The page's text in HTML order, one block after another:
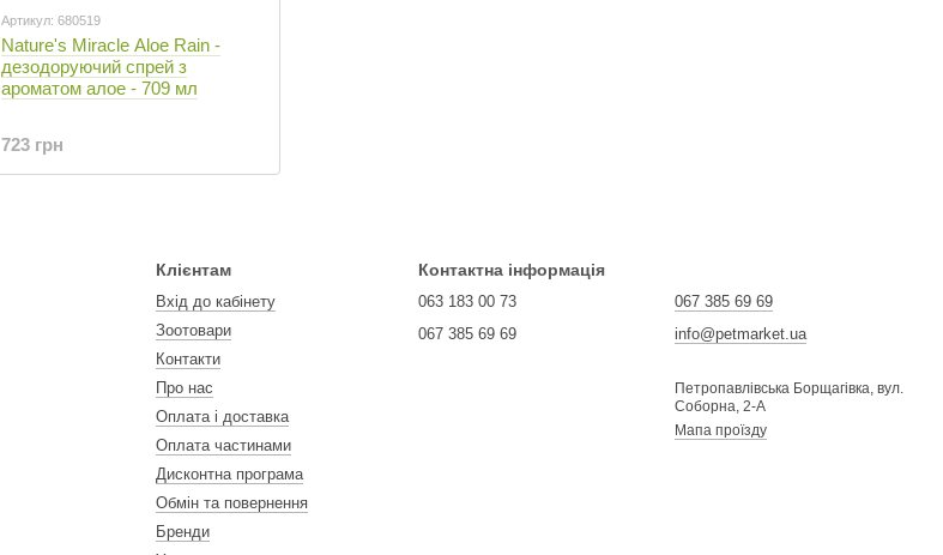
Артикул: 680519
Nature's Miracle Aloe Rain -
дезодоруючий спрей з
ароматом алое - 709 мл
723 грн
Клієнтам
Вхід до кабінету
Зоотовари
Контакти
Про нас
Оплата і доставка
Оплата частинами
Дисконтна програма
Обмін та повернення
Бренди
Контактна інформація
063 183 00 73
067 385 69 69
067 385 69 69
info@petmarket.ua
Петропавлівська Борщагівка, вул.
Соборна, 2-А
Мапа проїзду